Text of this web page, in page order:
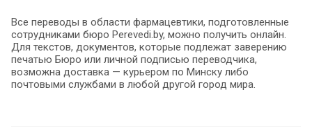
Все переводы в области фармацевтики, подготовленные
сотрудниками бюро Perevedi.by, можно получить онлайн.
Для текстов, документов, которые подлежат заверению
печатью Бюро или личной подписью переводчика,
возможна доставка — курьером по Минску либо
почтовыми службами в любой другой город мира.